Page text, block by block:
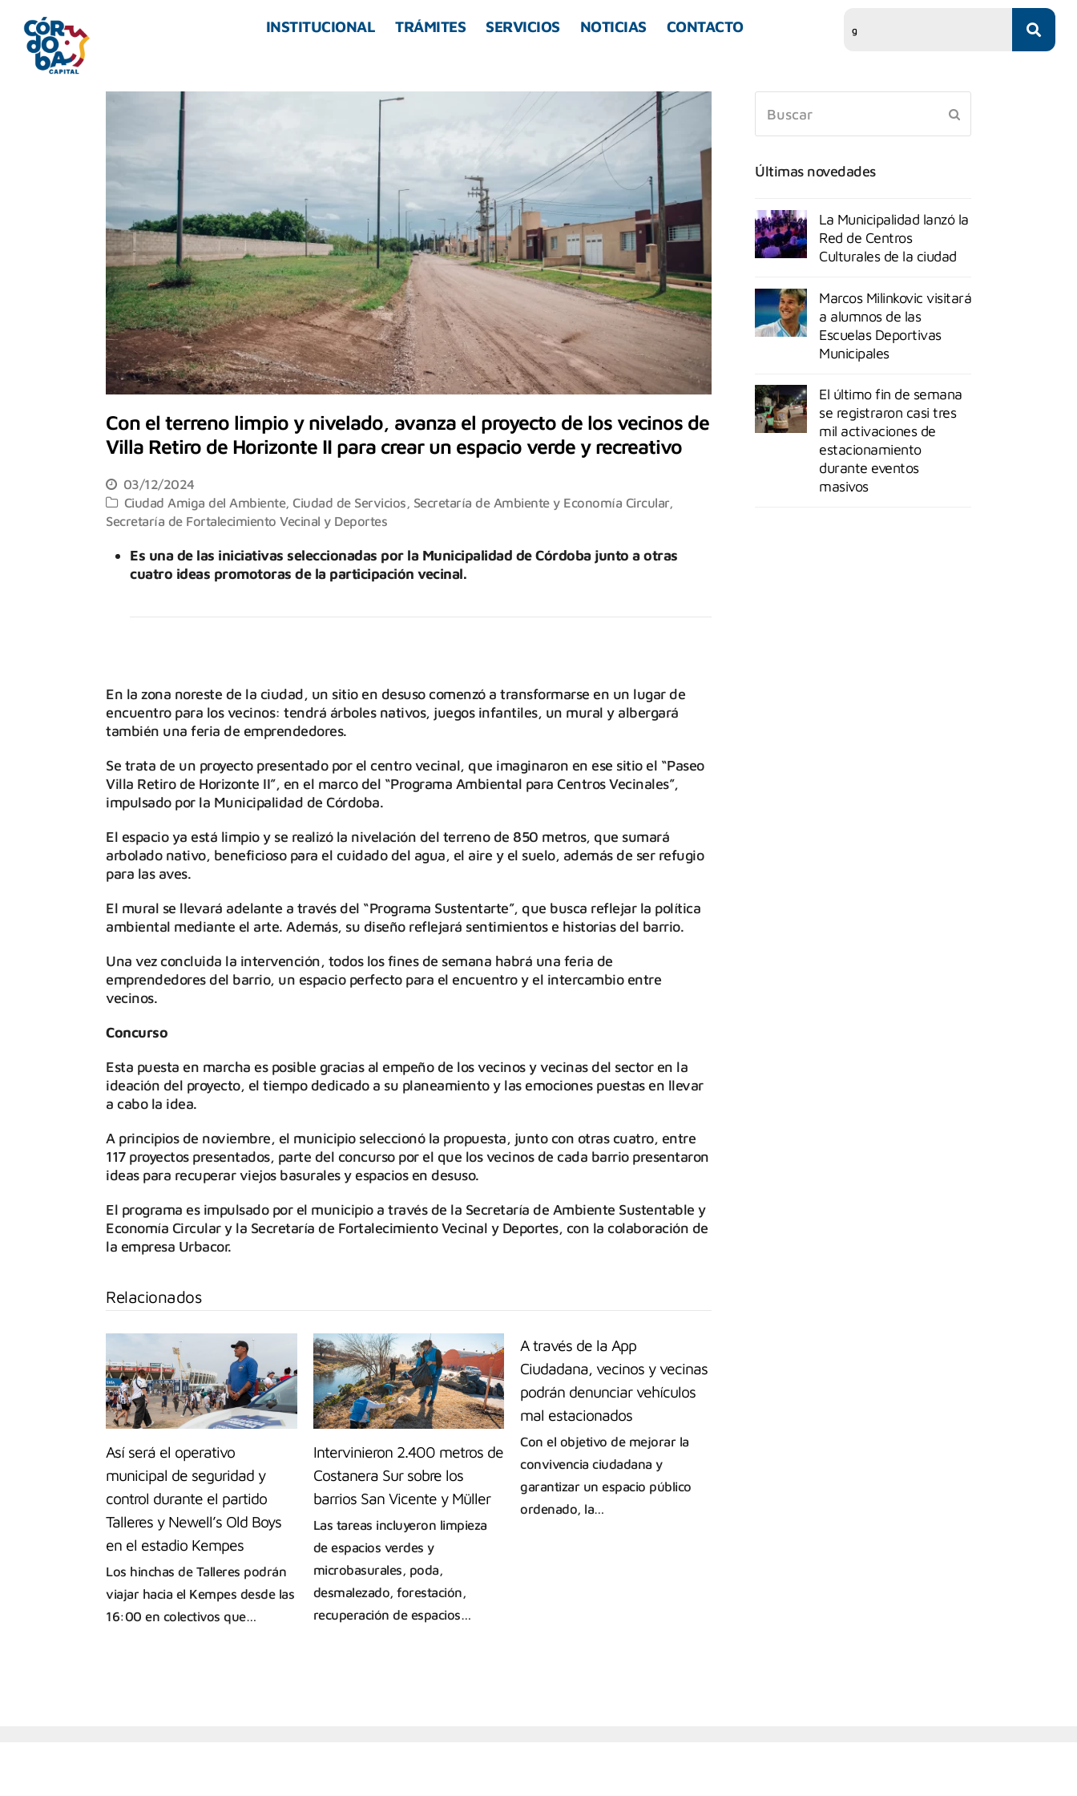
INSTITUCIONAL TRÁMITES SERVICIOS NOTICIAS CONTACTO
Con el terreno limpio y nivelado, avanza el proyecto de los vecinos de
Villa Retiro de Horizonte II para crear un espacio verde y recreativo
03/12/2024
Ciudad Amiga del Ambiente, Ciudad de Servicios, Secretaría de Ambiente y Economía Circular,
Secretaría de Fortalecimiento Vecinal y Deportes
Es una de las iniciativas seleccionadas por la Municipalidad de Córdoba junto a otras
cuatro ideas promotoras de la participación vecinal.
En la zona noreste de la ciudad, un sitio en desuso comenzó a transformarse en un lugar de
encuentro para los vecinos: tendrá árboles nativos, juegos infantiles, un mural y albergará
también una feria de emprendedores.
Se trata de un proyecto presentado por el centro vecinal, que imaginaron en ese sitio el “Paseo
Villa Retiro de Horizonte II”, en el marco del “Programa Ambiental para Centros Vecinales”,
impulsado por la Municipalidad de Córdoba.
El espacio ya está limpio y se realizó la nivelación del terreno de 850 metros, que sumará
arbolado nativo, beneficioso para el cuidado del agua, el aire y el suelo, además de ser refugio
para las aves.
El mural se llevará adelante a través del “Programa Sustentarte”, que busca reflejar la política
ambiental mediante el arte. Además, su diseño reflejará sentimientos e historias del barrio.
Una vez concluida la intervención, todos los fines de semana habrá una feria de
emprendedores del barrio, un espacio perfecto para el encuentro y el intercambio entre
vecinos.
Concurso
Esta puesta en marcha es posible gracias al empeño de los vecinos y vecinas del sector en la
ideación del proyecto, el tiempo dedicado a su planeamiento y las emociones puestas en llevar
a cabo la idea.
A principios de noviembre, el municipio seleccionó la propuesta, junto con otras cuatro, entre
117 proyectos presentados, parte del concurso por el que los vecinos de cada barrio presentaron
ideas para recuperar viejos basurales y espacios en desuso.
El programa es impulsado por el municipio a través de la Secretaría de Ambiente Sustentable y
Economía Circular y la Secretaría de Fortalecimiento Vecinal y Deportes, con la colaboración de
la empresa Urbacor.
Relacionados
Así será el operativo
municipal de seguridad y
control durante el partido
Talleres y Newell’s Old Boys
en el estadio Kempes
Los hinchas de Talleres podrán
viajar hacia el Kempes desde las
16:00 en colectivos que…
Intervinieron 2.400 metros de
Costanera Sur sobre los
barrios San Vicente y Müller
Las tareas incluyeron limpieza
de espacios verdes y
microbasurales, poda,
desmalezado, forestación,
recuperación de espacios…
A través de la App
Ciudadana, vecinos y vecinas
podrán denunciar vehículos
mal estacionados
Con el objetivo de mejorar la
convivencia ciudadana y
garantizar un espacio público
ordenado, la…
Últimas novedades
La Municipalidad lanzó la
Red de Centros
Culturales de la ciudad
Marcos Milinkovic visitará
a alumnos de las
Escuelas Deportivas
Municipales
El último fin de semana
se registraron casi tres
mil activaciones de
estacionamiento
durante eventos
masivos